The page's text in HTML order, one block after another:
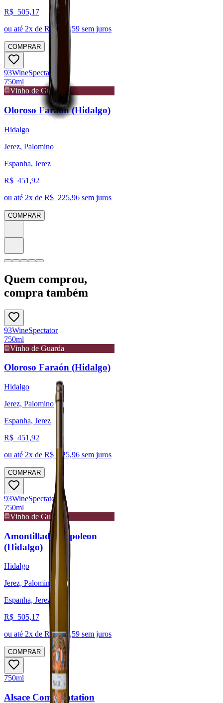
R$ 505,17
ou até 2x de R$ 252,59 sem juros
COMPRAR
93WineSpectator
750ml
Vinho de Guarda
Oloroso Faraón (Hidalgo)
Hidalgo
Jerez, Palomino
Espanha, Jerez
R$ 451,92
ou até 2x de R$ 225,96 sem juros
COMPRAR
Quem comprou,
compra também
93WineSpectator
750ml
Vinho de Guarda
Oloroso Faraón (Hidalgo)
Hidalgo
Jerez, Palomino
Espanha, Jerez
R$ 451,92
ou até 2x de R$ 225,96 sem juros
COMPRAR
93WineSpectator
750ml
Vinho de Guarda
Amontillado Napoleon
(Hidalgo)
Hidalgo
Jerez, Palomino
Espanha, Jerez
R$ 505,17
ou até 2x de R$ 252,59 sem juros
COMPRAR
750ml
Alsace Complantation